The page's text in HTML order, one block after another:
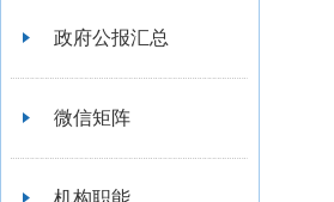
政府公报汇总
微信矩阵
机构职能